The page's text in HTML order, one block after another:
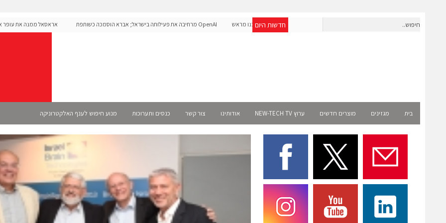
חדשות היום
חברת IAIG גייסה 6 מיליון דולר להקמת חברות תוכנה שנבנו מראש
OpenAI מרחיבה את פעילותה בישראל; אברא הוסמכה כשותפת
אראסאל ממנה את עופר
בית מגזינים מוצרים חדשים ערוץ NEW-TECH TV אודותינו צור קשר כנסים ותערוכות מנוע חיפוש לענף האלקטרוניקה